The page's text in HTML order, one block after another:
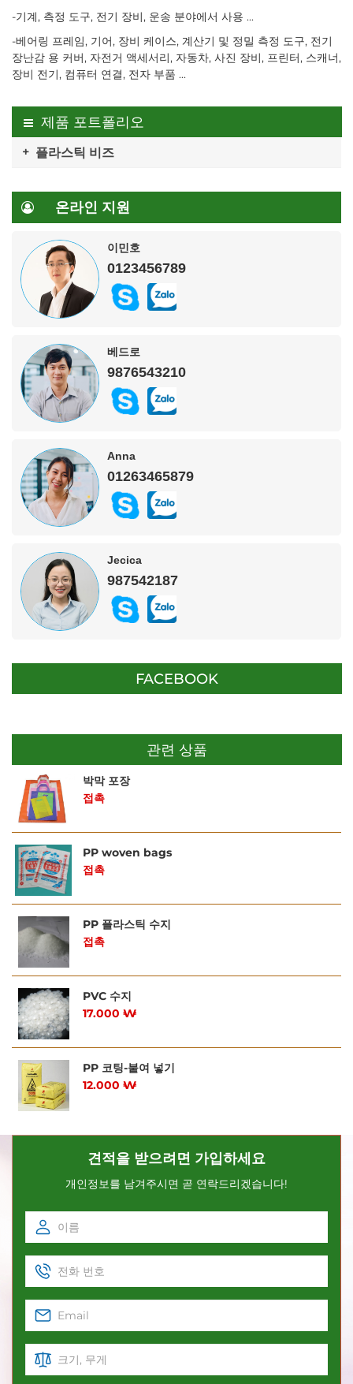
-기계, 측정 도구, 전기 장비, 운송 분야에서 사용 ...
-베어링 프레임, 기어, 장비 케이스, 계산기 및 정밀 측정 도구, 전기
장난감 용 커버, 자전거 액세서리, 자동차, 사진 장비, 프린터, 스캐너,
장비 전기, 컴퓨터 연결, 전자 부품 ...
제품 포트폴리오
플라스틱 비즈
온라인 지원
이민호
0123456789
베드로
9876543210
Anna
01263465879
Jecica
987542187
FACEBOOK
관련 상품
박막 포장
접촉
PP woven bags
접촉
PP 플라스틱 수지
접촉
PVC 수지
17.000 ₩
PP 코팅-붙여 넣기
12.000 ₩
견적을 받으려면 가입하세요
개인정보를 남겨주시면 곧 연락드리겠습니다!